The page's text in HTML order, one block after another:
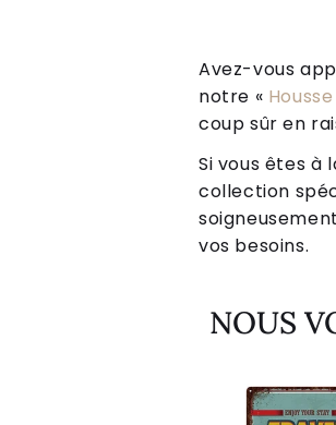
Avez-vous
notre «
coup sûr en
Si vous êtes
collection
vos besoins.
NOUS